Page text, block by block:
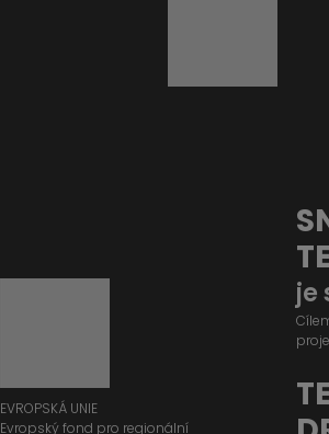
EVROPSKÁ UNIE
Evropský fond pro regionální
je